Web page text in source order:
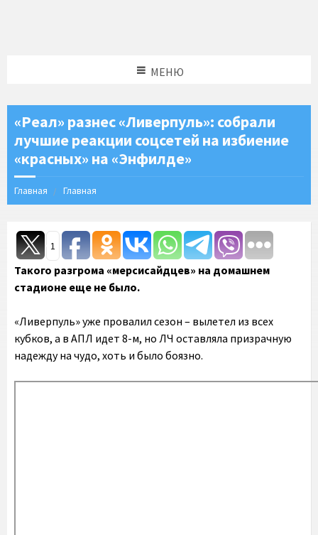
МЕНЮ
«Реал» разнес «Ливерпуль»: собрали
лучшие реакции соцсетей на избиение
«красных» на «Энфилде»
Главная Главная
1
Такого разгрома «мерсисайдцев» на домашнем
стадионе еще не было.
«Ливерпуль» уже провалил сезон – вылетел из всех
кубков, а в АПЛ идет 8-м, но ЛЧ оставляла призрачную
надежду на чудо, хоть и было боязно.